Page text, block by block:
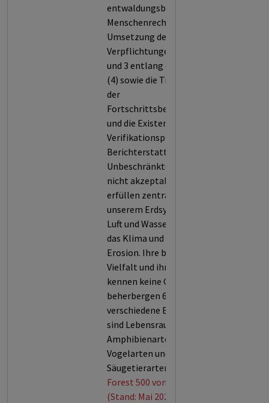
entwaldungsbedingten
Menschenrechtsrisiken (3), die
Umsetzung der
Verpflichtungen in Kriterium 2
und 3 entlang der Lieferkette
(4) sowie die Transparenz bei
der
Fortschrittsberichterstattung
und die Existenz von
Verifikationsprozessen dieser
Berichterstattung (5).
Unbeschränkte Entwaldung ist
nicht akzeptabel, denn Wälder
erfüllen zentrale Funktionen in
unserem Erdsystem: Sie filtern
Luft und Wasser, stabilisieren
das Klima und verhindern
Erosion. Ihre biologische
Vielfalt und ihr Artenreichtum
kennen keine Grenzen. Sie
beherbergen 60.000
verschiedene Baumarten und
sind Lebensraum für 80 % der
Amphibienarten, 75 % der
Vogelarten und 68 % der
Säugetierarten.
Forest 500 von Global Canopy
(Stand: Mai 2026)